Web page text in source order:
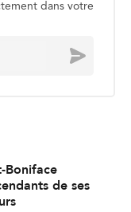
dans votre
Envoyer
Boniface
de ses